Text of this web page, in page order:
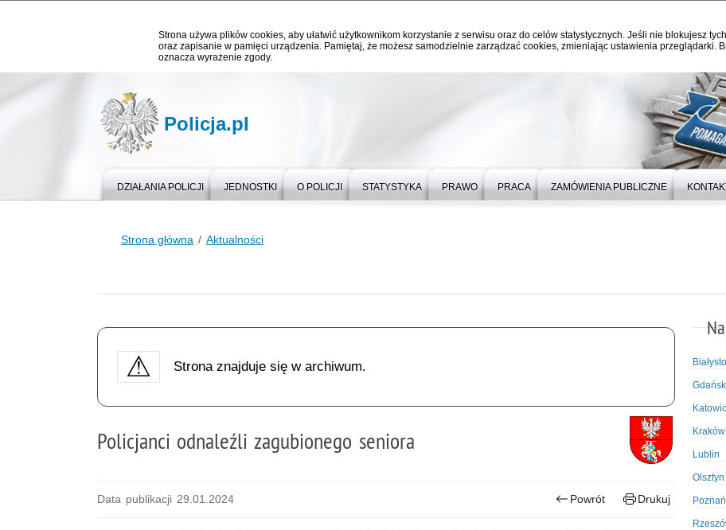
Strona używa plików cookies, aby ułatwić użytkownikom korzystanie z serwisu oraz do celów statystycznych. Jeśli nie blokujesz
oraz zapisanie w pamięci urządzenia. Pamiętaj, że możesz samodzielnie zarządzać cookies, zmieniając ustawienia przeglądarki.
oznacza wyrażenie zgody.
Policja.pl
DZIAŁANIA POLICJI JEDNOSTKI O POLICJI STATYSTYKA PRAWO PRACA ZAMÓWIENIA PUBLICZNE
Strona główna Aktualności
Strona znajduje się w archiwum.
Policjanci odnaleźli zagubionego seniora
Data publikacji 29.01.2024 Powrót Drukuj
Gdańsk
Kraków
Lublin
Olsztyn
Poznań